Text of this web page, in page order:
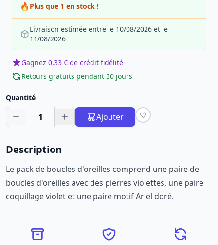
🔥 Plus que 1 en stock !
Livraison estimée entre le 10/08/2026 et le
11/08/2026
Gagnez 0,33 € de crédit fidélité
Retours gratuits pendant 30 jours
Quantité
1 Ajouter
Description
Le pack de boucles d'oreilles comprend une paire de
boucles d'oreilles avec des pierres violettes, une paire
coquillage violet et une paire motif Ariel doré.